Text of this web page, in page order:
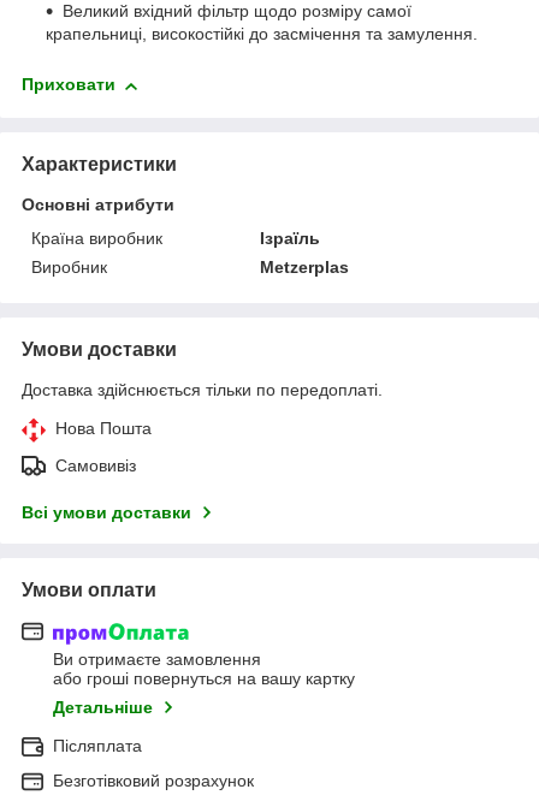
Великий вхідний фільтр щодо розміру самої
крапельниці, високостійкі до засмічення та замулення.
Приховати
Характеристики
Основні атрибути
Країна виробник
Ізраїль
Виробник
Metzerplas
Умови доставки
Доставка здійснюється тільки по передоплаті.
Нова Пошта
Самовивіз
Всі умови доставки
Умови оплати
Ви отримаєте замовлення
або гроші повернуться на вашу картку
Детальніше
Післяплата
Безготівковий розрахунок